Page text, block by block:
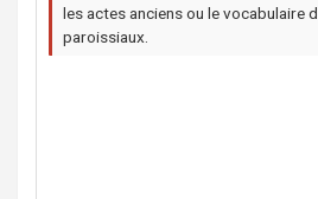
les actes anciens ou le vocabulaire
paroissiaux.